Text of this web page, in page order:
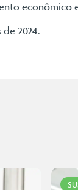
2024.